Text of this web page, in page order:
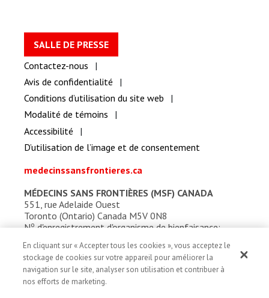
SALLE DE PRESSE
Contactez-nous
Avis de confidentialité
Conditions d’utilisation du site web
Modalité de témoins
Accessibilité
D’utilisation de l’image et de consentement
medecinssansfrontieres.ca
MÉDECINS SANS FRONTIÈRES (MSF) CANADA
551, rue Adelaide Ouest
Toronto (Ontario) Canada M5V 0N8
Nod'enregistrement d'organisme de bienfaisance:
En cliquant sur « Accepter tous les cookies », vous acceptez le
stockage de cookies sur votre appareil pour améliorer la
navigation sur le site, analyser son utilisation et contribuer à
nos efforts de marketing.